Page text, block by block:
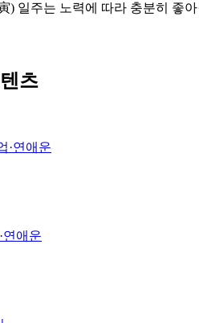
) 일주는 노력에 따라 충분히 좋
츠
·연애운
연애운